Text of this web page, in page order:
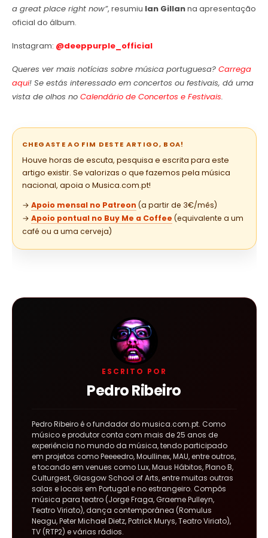
a great place right now”, resumiu Ian Gillanna apresentação
oficial do álbum.
Instagram: @deeppurple_official
Queres ver mais notícias sobre música portuguesa? Carrega
aqui! Se estás interessado em concertos ou festivais, dá uma
vista de olhos no Calendário de Concertos e Festivais.
CHEGASTE AO FIM DESTE ARTIGO, BOA!
Houve horas de escuta, pesquisa e escrita para este
artigo existir. Se valorizas o que fazemos pela música
nacional, apoia o Musica.com.pt!
→ Apoio mensal no Patreon (a partir de 3€/mês)
→ Apoio pontual no Buy Me a Coffee (equivalente a um
café ou a uma cerveja)
ESCRITO POR
Pedro Ribeiro
Pedro Ribeiro é o fundador do musica.com.pt. Como
músico e produtor conta com mais de 25 anos de
experiência no mundo da música, tendo participado
em projetos como Peeeedro, Moullinex, MAU, entre outros,
e tocando em venues como Lux, Maus Hábitos, Plano B,
Culturgest, Glasgow School of Arts, entre muitas outras
salas e locais em Portugal e no estrangeiro. Compôs
música para teatro (Jorge Fraga, Graeme Pulleyn,
Teatro Viriato), dança contemporânea (Romulus
Neagu, Peter Michael Dietz, Patrick Murys, Teatro Viriato),
TV (RTP2) e várias rádios.